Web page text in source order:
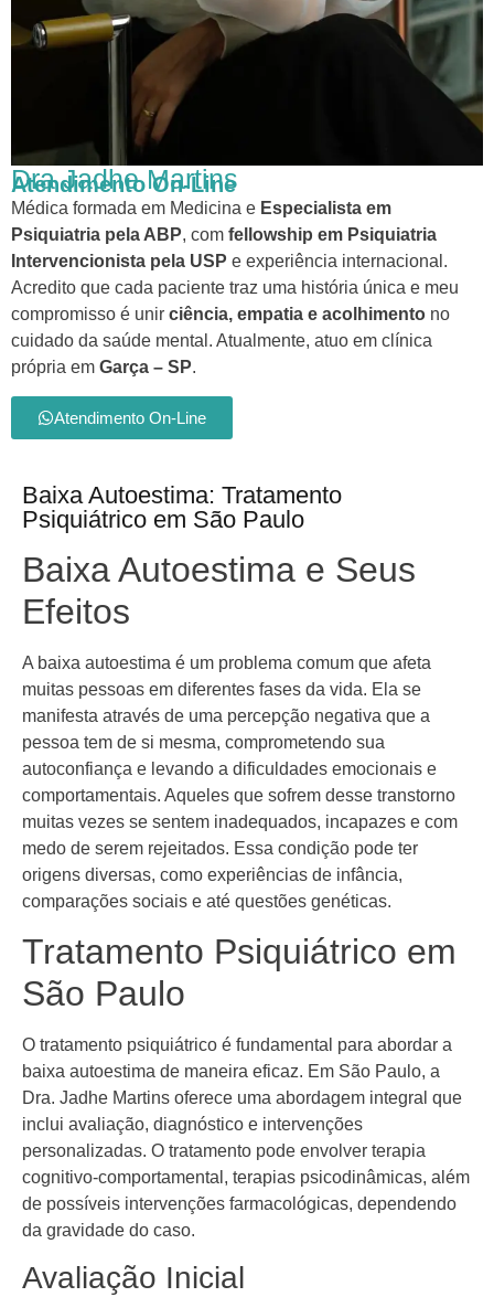
Dra Jadhe Martins
Atendimento On-Line
Médica formada em Medicina e Especialista em
Psiquiatria pela ABP, com fellowship em Psiquiatria
Intervencionista pela USP e experiência internacional.
Acredito que cada paciente traz uma história única e meu
compromisso é unir ciência, empatia e acolhimento no
cuidado da saúde mental. Atualmente, atuo em clínica
própria em Garça – SP.
Atendimento On-Line
Baixa Autoestima: Tratamento
Psiquiátrico em São Paulo
Baixa Autoestima e Seus
Efeitos
A baixa autoestima é um problema comum que afeta
muitas pessoas em diferentes fases da vida. Ela se
manifesta através de uma percepção negativa que a
pessoa tem de si mesma, comprometendo sua
autoconfiança e levando a dificuldades emocionais e
comportamentais. Aqueles que sofrem desse transtorno
muitas vezes se sentem inadequados, incapazes e com
medo de serem rejeitados. Essa condição pode ter
origens diversas, como experiências de infância,
comparações sociais e até questões genéticas.
Tratamento Psiquiátrico em
São Paulo
O tratamento psiquiátrico é fundamental para abordar a
baixa autoestima de maneira eficaz. Em São Paulo, a
Dra. Jadhe Martins oferece uma abordagem integral que
inclui avaliação, diagnóstico e intervenções
personalizadas. O tratamento pode envolver terapia
cognitivo-comportamental, terapias psicodinâmicas, além
de possíveis intervenções farmacológicas, dependendo
da gravidade do caso.
Avaliação Inicial